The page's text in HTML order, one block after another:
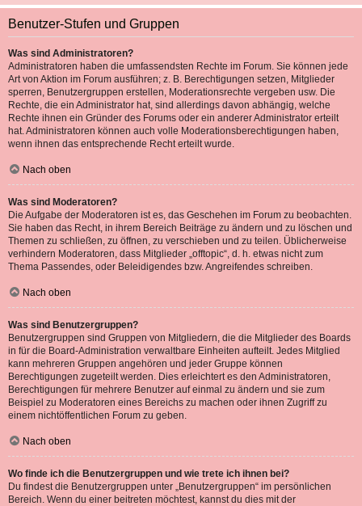
Benutzer-Stufen und Gruppen
Was sind Administratoren?
Administratoren haben die umfassendsten Rechte im Forum. Sie können jede
Art von Aktion im Forum ausführen; z. B. Berechtigungen setzen, Mitglieder
sperren, Benutzergruppen erstellen, Moderationsrechte vergeben usw. Die
Rechte, die ein Administrator hat, sind allerdings davon abhängig, welche
Rechte ihnen ein Gründer des Forums oder ein anderer Administrator erteilt
hat. Administratoren können auch volle Moderationsberechtigungen haben,
wenn ihnen das entsprechende Recht erteilt wurde.
Nach oben
Was sind Moderatoren?
Die Aufgabe der Moderatoren ist es, das Geschehen im Forum zu beobachten.
Sie haben das Recht, in ihrem Bereich Beiträge zu ändern und zu löschen und
Themen zu schließen, zu öffnen, zu verschieben und zu teilen. Üblicherweise
verhindern Moderatoren, dass Mitglieder „offtopic“, d. h. etwas nicht zum
Thema Passendes, oder Beleidigendes bzw. Angreifendes schreiben.
Nach oben
Was sind Benutzergruppen?
Benutzergruppen sind Gruppen von Mitgliedern, die die Mitglieder des Boards
in für die Board-Administration verwaltbare Einheiten aufteilt. Jedes Mitglied
kann mehreren Gruppen angehören und jeder Gruppe können
Berechtigungen zugeteilt werden. Dies erleichtert es den Administratoren,
Berechtigungen für mehrere Benutzer auf einmal zu ändern und sie zum
Beispiel zu Moderatoren eines Bereichs zu machen oder ihnen Zugriff zu
einem nichtöffentlichen Forum zu geben.
Nach oben
Wo finde ich die Benutzergruppen und wie trete ich ihnen bei?
Du findest die Benutzergruppen unter „Benutzergruppen“ im persönlichen
Bereich. Wenn du einer beitreten möchtest, kannst du dies mit der